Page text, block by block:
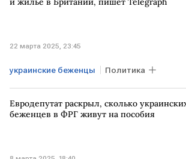
22 марта 2025, 23:45
украинские беженцы Политика
ВЕЛИКОБРИТАНИЯ жилье
визы
Евродепутат раскрыл, сколько
беженцев в ФРГ живут на пособия